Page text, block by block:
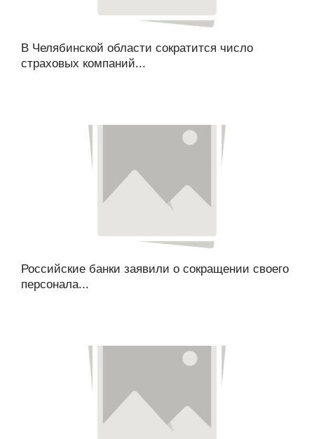
В Челябинской области сократится число
страховых компаний...
Российские банки заявили о сокращении своего
персонала...